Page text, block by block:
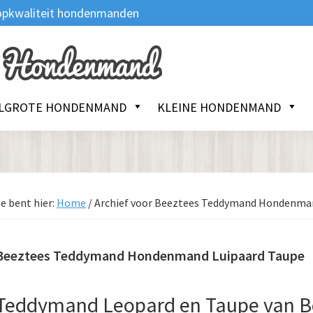
hondenmanden
HONDENMAND KLEINE HONDENMAND
bent hier: Home /Archief voor Beeztees Teddymand
Teddymand Hondenmand Luipaard Taupe
Leopard en Taupe van